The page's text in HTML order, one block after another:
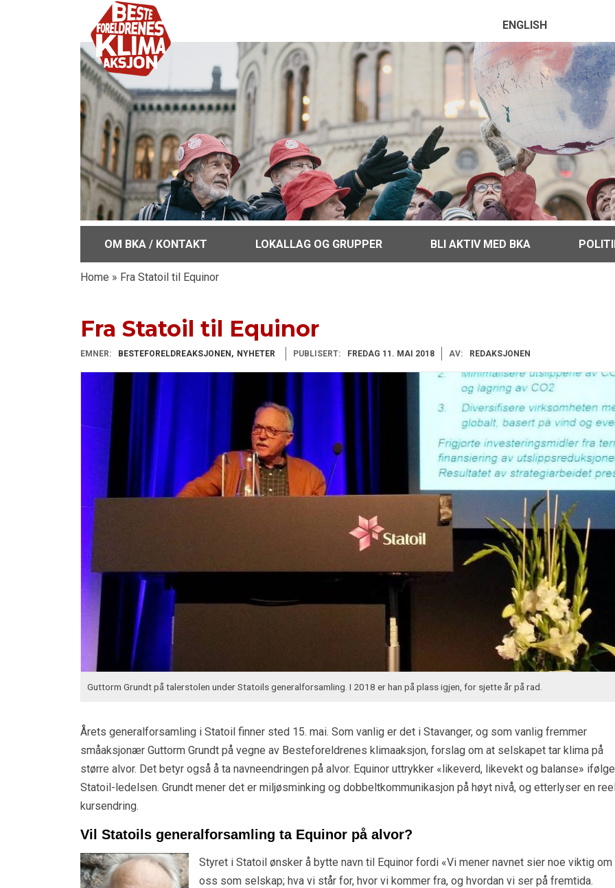
ENGLISH
OM BKA / KONTAKT LOKALLAG OG GRUPPER BLI AKTIV MED BKA
Home » Fra Statoil til Equinor
Fra Statoil til Equinor
EMNER: BESTEFORELDREAKSJONEN NYHETER PUBLISERT: FREDAG 11. MAI 2018 AV: REDAKSJONEN
Guttorm Grundt på talerstolen under Statoils generalforsamling. I 2018 er han på plass igjen, for sjette år på rad.
Årets generalforsamling i Statoil finner sted 15. mai. Som vanlig er det i Stavanger, og som vanlig fremmer
småaksjonær Guttorm Grundt på vegne av Besteforeldrenes klimaaksjon, forslag om at selskapet tar klima på
større alvor. Det betyr også å ta navneendringen på alvor. Equinor uttrykker «likeverd, likevekt og balanse» ifølge
Statoil-ledelsen. Grundt mener det er miljøsminking og dobbeltkommunikasjon på høyt nivå, og etterlyser en
kursendring.
Vil Statoils generalforsamling ta Equinor på alvor?
Styret i Statoil ønsker å bytte navn til Equinor fordi «Vi mener navnet sier noe viktig om
oss som selskap; hva vi står for, hvor vi kommer fra, og hvordan vi ser på fremtida.